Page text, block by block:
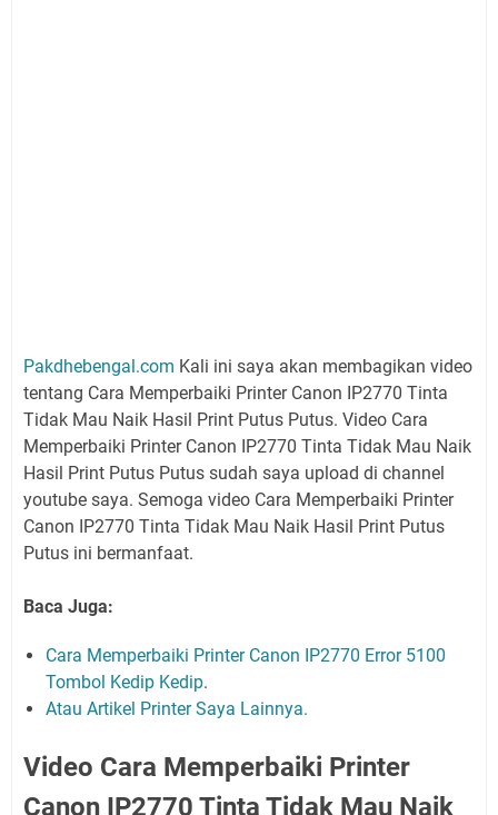
Pakdhebengal.com Kali ini saya akan membagikan video
tentang Cara Memperbaiki Printer Canon IP2770 Tinta
Tidak Mau Naik Hasil Print Putus Putus. Video Cara
Memperbaiki Printer Canon IP2770 Tinta Tidak Mau Naik
Hasil Print Putus Putus sudah saya upload di channel
youtube saya. Semoga video Cara Memperbaiki Printer
Canon IP2770 Tinta Tidak Mau Naik Hasil Print Putus
Putus ini bermanfaat.
Baca Juga:
Cara Memperbaiki Printer Canon IP2770 Error 5100
Tombol Kedip Kedip.
Atau Artikel Printer Saya Lainnya.
Video Cara Memperbaiki Printer
Canon IP2770 Tinta Tidak Mau Naik